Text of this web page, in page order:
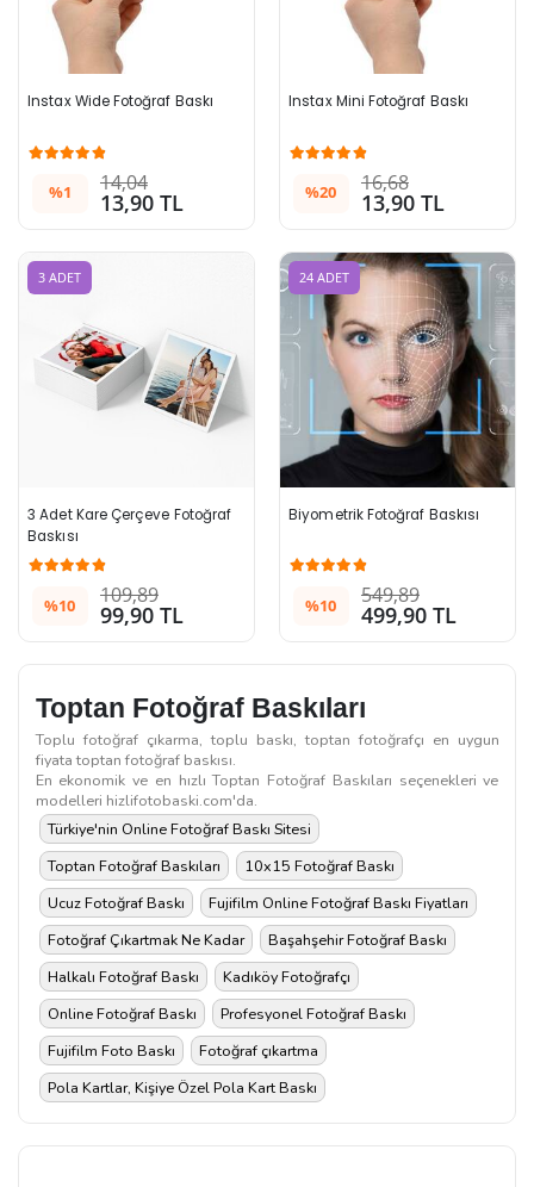
Instax Wide Fotoğraf Baskı
%1 14,04
13,90 TL
Instax Mini Fotoğraf Baskı
%20 16,68
13,90 TL
3 ADET
3 Adet Kare Çerçeve Fotoğraf
Baskısı
%10 109,89
99,90 TL
24 ADET
Biyometrik Fotoğraf Baskısı
%10 549,89
499,90 TL
Toptan Fotoğraf Baskıları
Toplu fotoğraf çıkarma, toplu baskı, toptan fotoğrafçı en uygun
fiyata toptan fotoğraf baskısı.
En ekonomik ve en hızlı Toptan Fotoğraf Baskıları seçenekleri ve
modelleri hizlifotobaski.com'da.
Türkiye'nin Online Fotoğraf Baskı Sitesi
Toptan Fotoğraf Baskıları
10x15 Fotoğraf Baskı
Ucuz Fotoğraf Baskı
Fujifilm Online Fotoğraf Baskı Fiyatları
Fotoğraf Çıkartmak Ne Kadar
Başahşehir Fotoğraf Baskı
Halkalı Fotoğraf Baskı
Kadıköy Fotoğrafçı
Online Fotoğraf Baskı
Profesyonel Fotoğraf Baskı
Fujifilm Foto Baskı
Fotoğraf çıkartma
Pola Kartlar, Kişiye Özel Pola Kart Baskı